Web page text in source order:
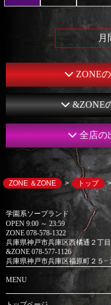
月
ZONE
オフ🌟
Emu －えむ－(18)
っ！🌟ネット予約🌟最大
&ZONE
オフ🌟
挙兵庫2025"神スタイル"
全店の
オフ🌟
挙兵庫2025"神スタイル"
ZONE ＆ZONE トップ
学園系ソープランド
OPEN 9:00 ～ 23:59
ZONE 078-578-1322
兵庫県神戸市兵庫区西橘通２丁
&ZONE 078-577-1126
兵庫県神戸市兵庫区福原町２５−
MENU